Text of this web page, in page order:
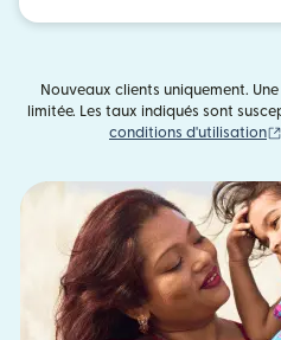
Nouveaux clients uniquement.
limitée. Les taux indiqués sont
conditions d'utilisation